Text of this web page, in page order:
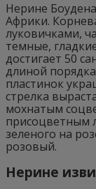
Нерине
Африки.
луковичками,
темные,
достигает 50
длиной
пластинок
стрелка
мохнатым
присоцветным
зеленого на
розовый.
Нерине